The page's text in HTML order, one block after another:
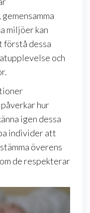
miljöer kan
förstå dessa
och
hur
igen dessa
individer att
överens
de respekterar